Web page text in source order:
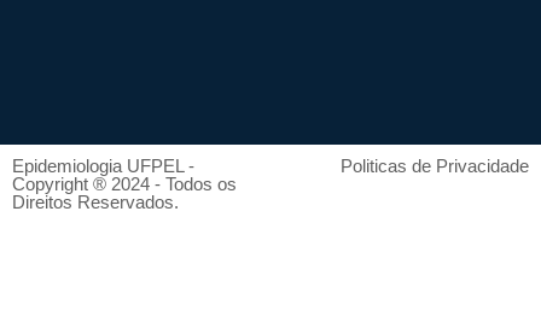
Epidemiologia UFPEL -
Copyright ® 2024 - Todos os
Direitos Reservados.
Politicas de Privacidade